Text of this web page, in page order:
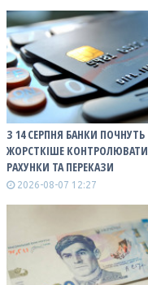
З 14 СЕРПНЯ БАНКИ ПОЧНУТЬ
ЖОРСТКІШЕ КОНТРОЛЮВАТИ
РАХУНКИ ТА ПЕРЕКАЗИ
2026-08-07 12:27